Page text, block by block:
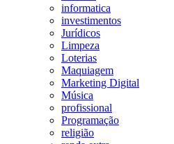
informatica
investimentos
Jurídicos
Limpeza
Loterias
Maquiagem
Marketing Digital
Música
profissional
Programação
religião